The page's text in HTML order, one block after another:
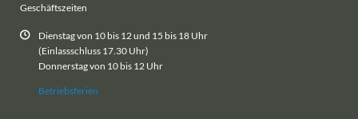
Geschäftszeiten
Dienstag von 10 bis 12 und 15 bis 18 Uhr
(Einlassschluss 17.30 Uhr)
Donnerstag von 10 bis 12 Uhr
Betriebsferien